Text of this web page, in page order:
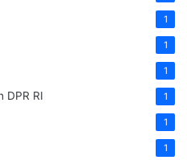
1
1
1
DPR RI 1
1
1